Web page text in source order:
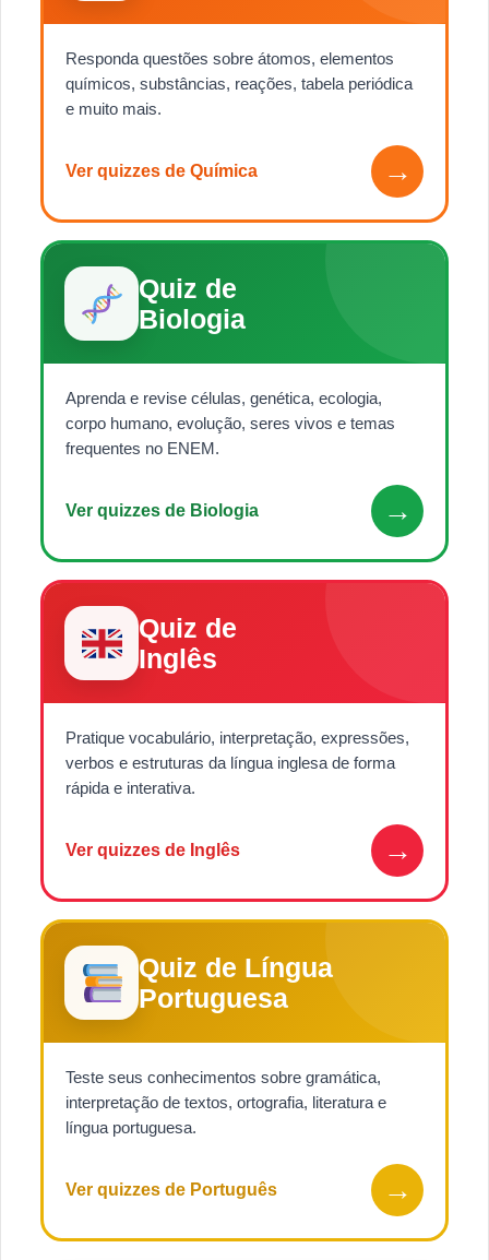
Responda questões sobre átomos, elementos
químicos, substâncias, reações, tabela periódica
e muito mais.
Ver quizzes de Química →
Quiz de
Biologia
Aprenda e revise células, genética, ecologia,
corpo humano, evolução, seres vivos e temas
frequentes no ENEM.
Ver quizzes de Biologia →
Quiz de
Inglês
Pratique vocabulário, interpretação, expressões,
verbos e estruturas da língua inglesa de forma
rápida e interativa.
Ver quizzes de Inglês →
Quiz de Língua
Portuguesa
Teste seus conhecimentos sobre gramática,
interpretação de textos, ortografia, literatura e
língua portuguesa.
Ver quizzes de Português →